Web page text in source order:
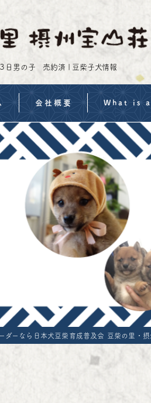
日男の子 売約済 | 豆柴子犬情報
内
会社概要
特定商取引法の表示
What is
Shiba Inu
MameShiba
Features of
Purchase a
FAQs |
Terms and
Standard of
Export cost
ダーなら日本犬豆柴育成普及会 豆柴の里・